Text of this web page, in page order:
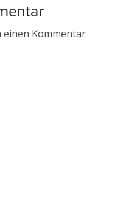
einen Kommentar